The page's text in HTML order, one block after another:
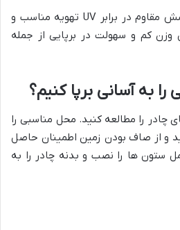
چادر ساحلی باید دارای پوشش مقاوم در برابر UV تهویه مناسب و
کم و سهولت در برپایی از جمله
به آسانی برپا کنیم؟
چادر را مطالعه کنید. محل مناسبی را
و از صاف بودن زمین اطمینان حاصل
ستون ها را نصب و بدنه چادر را به